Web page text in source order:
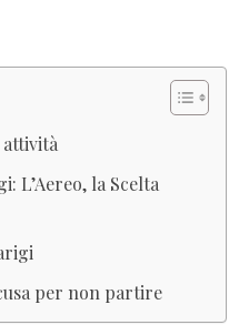
L’Aereo, la Scelta
per non partire